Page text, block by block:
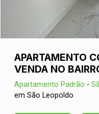
APARTAMENTO
VENDA NO
Apartamento Padrão -
em São Leopoldo